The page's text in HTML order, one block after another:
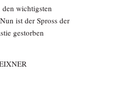
wichtigsten
ist der Spross der
gestorben